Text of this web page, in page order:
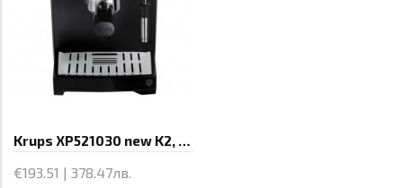
Krups XP521030 new K2, ss thermoblock,
€193.51 | 378.47лв.